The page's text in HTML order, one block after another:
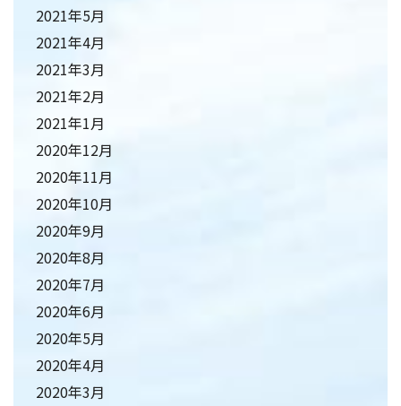
2021年5月
2021年4月
2021年3月
2021年2月
2021年1月
2020年12月
2020年11月
2020年10月
2020年9月
2020年8月
2020年7月
2020年6月
2020年5月
2020年4月
2020年3月